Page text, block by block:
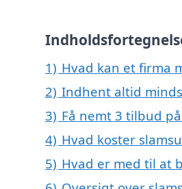
1) Hvad kan et firma
2) Indhent altid
3) Få nemt 3 tilbud
4) Hvad koster
5) Hvad er med til at